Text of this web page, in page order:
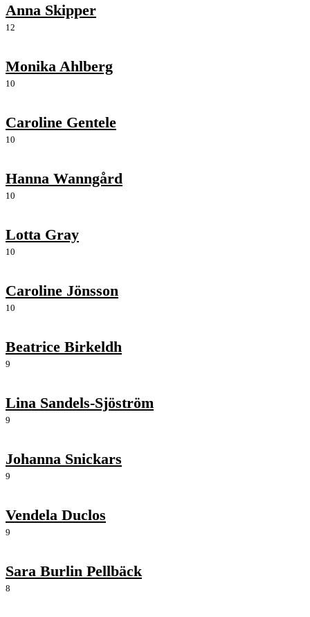
Anna Skipper
12
Monika Ahlberg
10
Caroline Gentele
10
Hanna Wanngård
10
Lotta Gray
10
Caroline Jönsson
10
Beatrice Birkeldh
9
Lina Sandels-Sjöström
9
Johanna Snickars
9
Vendela Duclos
9
Sara Burlin Pellbäck
8